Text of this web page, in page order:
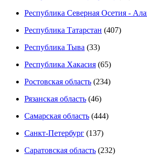
Республика Северная Осетия -
Республика Татарстан (407)
Республика Тыва (33)
Республика Хакасия (65)
Ростовская область (234)
Рязанская область (46)
Самарская область (444)
Санкт-Петербург (137)
Саратовская область (232)